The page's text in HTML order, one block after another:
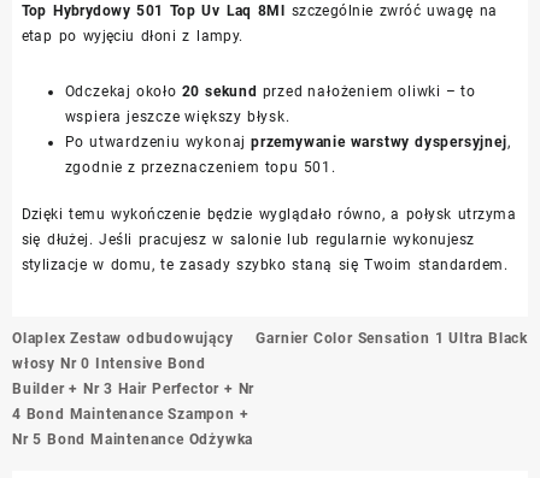
Top Hybrydowy 501 Top Uv Laq 8Ml szczególnie zwróć uwagę na
etap po wyjęciu dłoni z lampy.
Odczekaj około 20 sekund przed nałożeniem oliwki – to
wspiera jeszcze większy błysk.
Po utwardzeniu wykonaj przemywanie warstwy dyspersyjnej,
zgodnie z przeznaczeniem topu 501.
Dzięki temu wykończenie będzie wyglądało równo, a połysk utrzyma
się dłużej. Jeśli pracujesz w salonie lub regularnie wykonujesz
stylizacje w domu, te zasady szybko staną się Twoim standardem.
Nawigacja
wpisu
Olaplex Zestaw odbudowujący
włosy Nr 0 Intensive Bond
Builder + Nr 3 Hair Perfector + Nr
4 Bond Maintenance Szampon +
Nr 5 Bond Maintenance Odżywka
Garnier Color Sensation 1 Ultra Black